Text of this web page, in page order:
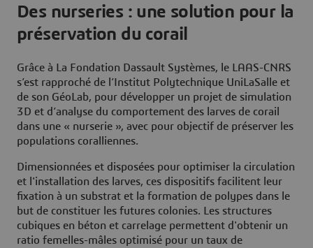
Des nurseries : une solution pour la
préservation du corail
Grâce à La Fondation Dassault Systèmes, le LAAS-CNRS
s’est rapproché de l’Institut Polytechnique UniLaSalle et
de son GéoLab, pour développer un projet de simulation
3D et d’analyse du comportement des larves de corail
dans une « nurserie », avec pour objectif de préserver les
populations coralliennes.
Dimensionnées et disposées pour optimiser la circulation
et l'installation des larves, ces dispositifs facilitent leur
fixation à un substrat et la formation de polypes dans le
but de constituer les futures colonies. Les structures
cubiques en béton et carrelage permettent d'obtenir un
ratio femelles-mâles optimisé pour un taux de